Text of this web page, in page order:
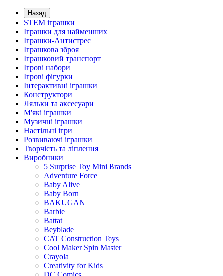
Назад
STEM іграшки
Іграшки для найменших
Іграшки-Антистрес
Іграшкова зброя
Іграшковий транспорт
Ігрові набори
Ігрові фігурки
Інтерактивні іграшки
Конструктори
Ляльки та аксесуари
М'які іграшки
Музичні іграшки
Настільні iгри
Розвиваючі іграшки
Творчість та ліплення
Виробники
5 Surprise Toy Mini Brands
Adventure Force
Baby Alive
Baby Born
BAKUGAN
Barbie
Battat
Beyblade
CAT Construction Toys
Cool Maker Spin Master
Crayola
Creativity for Kids
DC Comics